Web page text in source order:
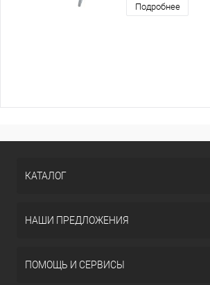
Подробнее
КАТАЛОГ
НАШИ ПРЕДЛОЖЕНИЯ
ПОМОЩЬ И СЕРВИСЫ